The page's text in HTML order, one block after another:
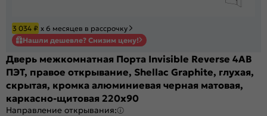
3 034 ₽ х 6 месяцев в рассрочку
Нашли дешевле? Снизим цену!
Дверь межкомнатная Порта Invisible Reverse 4AB
ПЭТ, правое открывание, Shellac Graphite, глухая,
скрытая, кромка алюминиевая черная матовая,
каркасно-щитовая 220x90
Направление открывания: